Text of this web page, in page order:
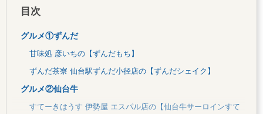
目次
グルメ①ずんだ
甘味処 彦いちの【ずんだもち】
ずんだ茶寮 仙台駅ずんだ小径店の【ずんだシェイク】
グルメ②仙台牛
すてーきはうす 伊勢屋 エスパル店の【仙台牛サーロインすて